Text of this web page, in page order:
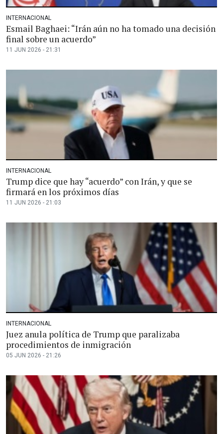
INTERNACIONAL
Esmail Baghaei: “Irán aún no ha tomado una decisión
final sobre un acuerdo”
11 JUN 2026 - 21:31
INTERNACIONAL
Trump dice que hay “acuerdo” con Irán, y que se
firmará en los próximos días
11 JUN 2026 - 21:03
INTERNACIONAL
Juez anula política de Trump que paralizaba
procedimientos de inmigración
05 JUN 2026 - 21:26